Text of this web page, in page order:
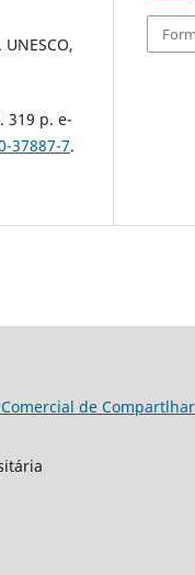
319 p. e-
37887-7.
de